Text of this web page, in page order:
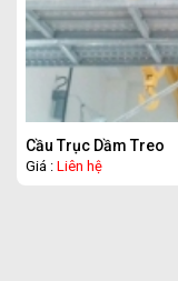
Cầu Trục Dầm Treo
Giá : Liên hệ